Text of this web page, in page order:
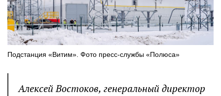
Подстанция «Витим». Фото пресс-службы «Полюса»
Алексей Востоков, генеральный директор